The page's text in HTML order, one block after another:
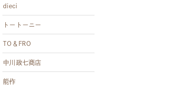
dieci
トートーニー
TO＆FRO
中川政七商店
能作